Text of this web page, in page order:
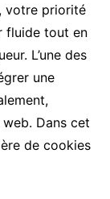
votre priorité
fluide tout en
L’une des
une
Dans cet
de cookies